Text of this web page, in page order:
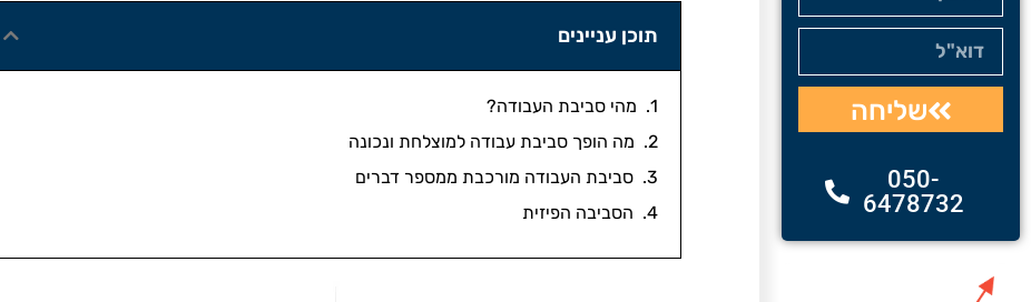
שליחה
050-
6478732
תוכן עניינים
מהי סביבת העבודה?
מה הופך סביבת עבודה למוצלחת ונכונה
סביבת העבודה מורכבת ממספר דברים
הסביבה הפיזית